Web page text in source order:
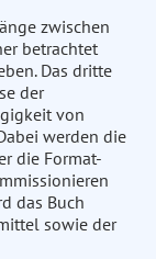
zwischen
betrachtet
Das dritte
der
von
werden die
die Format-
das Buch
sowie der